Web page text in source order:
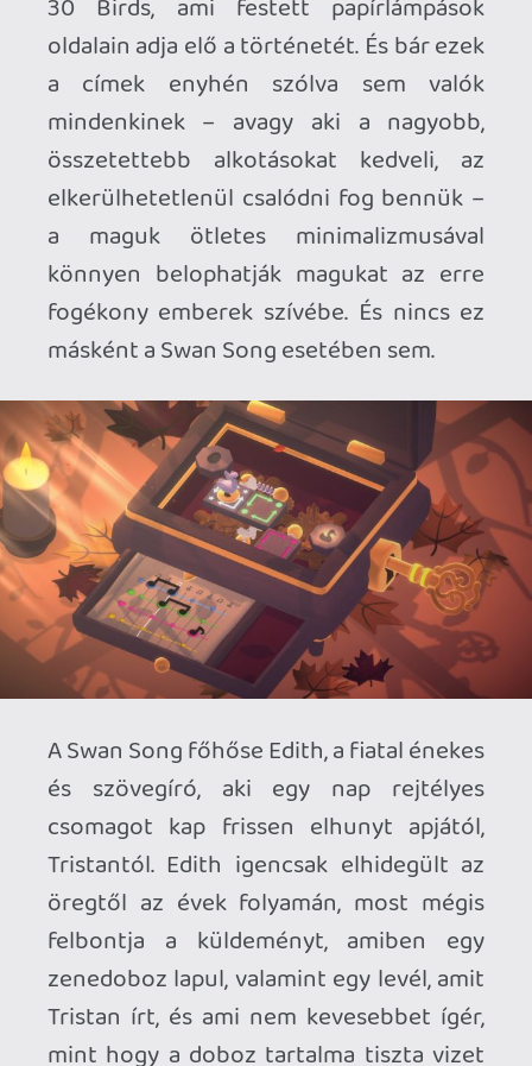
A Swan Song főhőse Edith, a fiatal énekes
és szövegíró, aki egy nap rejtélyes
csomagot kap frissen elhunyt apjától,
Tristantól. Edith igencsak elhidegült az
öregtől az évek folyamán, most mégis
felbontja a küldeményt, amiben egy
zenedoboz lapul, valamint egy levél, amit
Tristan írt, és ami nem kevesebbet ígér,
mint hogy a doboz tartalma tiszta vizet
önt majd a pohárba, és segít
megmagyarázni a férfi múltbéli
viselkedését. Természetesen
főhősünknek sem kell több, azonnal
ezzel pedig vándorútra indul a saját
emlékei között is, felidézve a múltja
legboldogabb pillanatait, és a családját
sújtó legnagyobb tragédiákat egyaránt.
Azt már az elején érdemes leszögezni,
hogy a Swan Song sztorija olyan túl sok
csavart nem tartalmaz. A cselekmény java
lényegében már a játék indítása előtt
felvillanó tartalmi figyelmeztetésből is
kitalálható, ám ez nem olyan nagy baj. A
kiszámíthatósága ellenére is ki tud
osztani pár érzelmi gyomrost nekünk a
könnyen átérezhető és végtelenül
emberi témáinak hála, ezzel remekül
kompenzálva a váratlan fordulatok
hiányát. A szomorkás atmoszférára
ráadásul a szinkron is rátesz egy jó nagy
kimondottan erősre sikeredett.